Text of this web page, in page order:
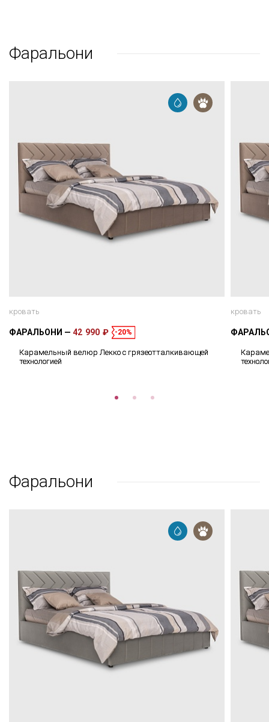
Фаральони
кровать
ФАРАЛЬОНИ 42 990 ₽ -20%
Карамельный велюр Лекко с грязеотталкивающей
технологией
кровать
Фаральони